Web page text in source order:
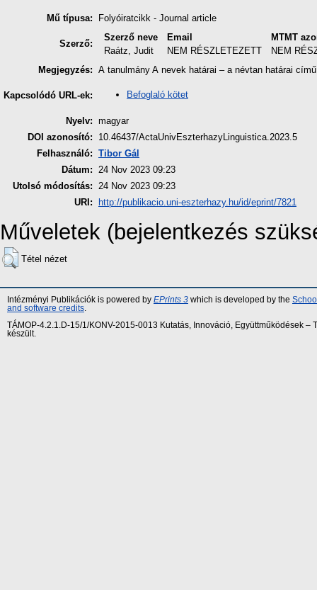
Mű típusa: Folyóiratcikk - Journal article
Szerző:
Szerző neve Email
MTMT
Raátz, Judit
NEM RÉSZLETEZETT
NEM
Megjegyzés: A tanulmány A nevek határai – a névtan határai
Kapcsolódó URL-ek: Befoglaló kötet
Nyelv: magyar
DOI azonosító:
10.46437/ActaUnivEszterhazyLinguistica.2023.5
Felhasználó: Tibor Gál
Dátum:
24 Nov 2023 09:23
Utolsó módosítás:
24 Nov 2023 09:23
URI:
http://publikacio.uni-eszterhazy.hu/id/eprint/7821
Műveletek (bejelentkezés
Tétel nézet
Intézményi Publikációk is powered by EPrints 3 which is developed by the
and software credits.
TÁMOP-4.2.1.D-15/1/KONV-2015-0013 Kutatás, Innováció, Együttműködések
készült.